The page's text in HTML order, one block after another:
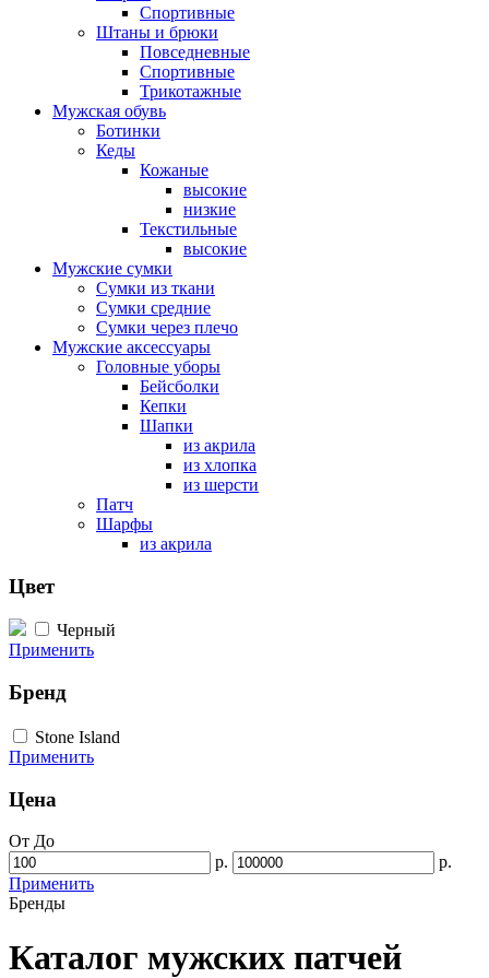
Спортивные
Штаны и брюки
Повседневные
Спортивные
Трикотажные
Мужская обувь
Ботинки
Кеды
Кожаные
высокие
низкие
Текстильные
высокие
Мужские сумки
Сумки из ткани
Сумки средние
Сумки через плечо
Мужские аксессуары
Головные уборы
Бейсболки
Кепки
Шапки
из акрила
из хлопка
из шерсти
Патч
Шарфы
из акрила
Цвет
Черный
Применить
Бренд
Stone Island
Применить
Цена
От До
р.
р.
Применить
Бренды
Каталог мужских патчей